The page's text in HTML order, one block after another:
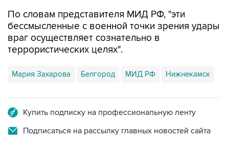
По словам представителя МИД РФ, "эти
бессмысленные с военной точки зрения удары
враг осуществляет сознательно в
террористических целях".
Мария Захарова Белгород МИД РФ Нижнекамск
Купить подписку на профессиональную ленту
Подписаться на рассылку главных новостей сайта